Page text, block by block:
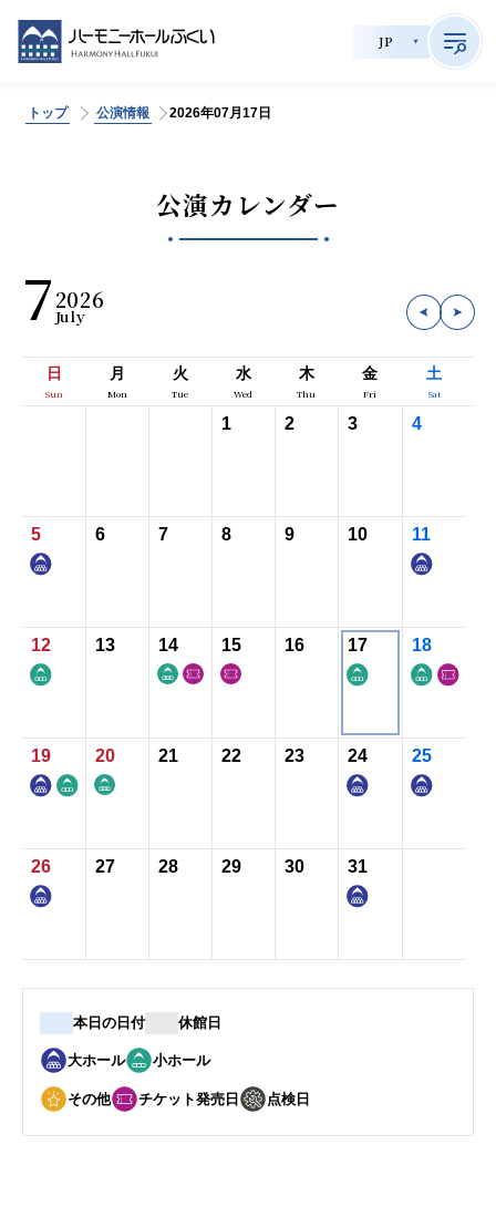
JP
チケット購入
貸館利用
トップ 公演情報 2026年07月17日
公演カレンダー
2026
7
日 月 火 水 木 金 土
1 2 3 4
5 6 7 8 9 10 11
12 13 14 15 16 17 18
19 20 21 22 23 24 25
26 27 28 29 30 31
本日の日付 休館日
大ホール 小ホール
その他 チケット発売日 点検日